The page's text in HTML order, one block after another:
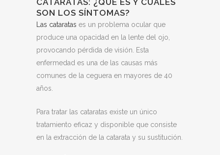
CATARATAS: ¿QUÉ ES Y CUALES
SON LOS SÍNTOMAS?
Las cataratas es un problema ocular que
produce una opacidad en la lente del ojo,
provocando pérdida de visión. Esta
enfermedad es una de las causas más
comunes de la ceguera en mayores de 40
años.
Para tratar las cataratas existe un único
tratamiento eficaz y disponible que consiste
en la extracción de la catarata y su sustitución.